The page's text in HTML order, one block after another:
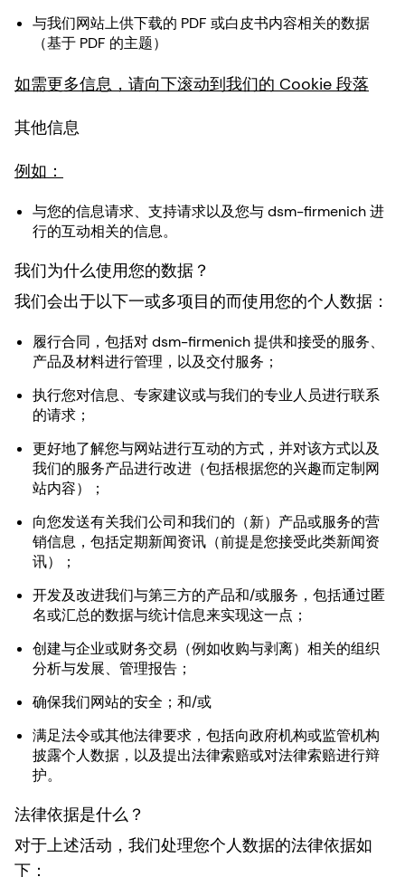
与我们网站上供下载的 PDF 或白皮书内容相关的数据
（基于 PDF 的主题）
如需更多信息，请向下滚动到我们的 Cookie 段落
其他信息
例如：
与您的信息请求、支持请求以及您与 dsm-firmenich 进
行的互动相关的信息。
我们为什么使用您的数据？
我们会出于以下一或多项目的而使用您的个人数据：
履行合同，包括对 dsm-firmenich 提供和接受的服务、
产品及材料进行管理，以及交付服务；
执行您对信息、专家建议或与我们的专业人员进行联系
的请求；
更好地了解您与网站进行互动的方式，并对该方式以及
我们的服务产品进行改进（包括根据您的兴趣而定制网
站内容）；
向您发送有关我们公司和我们的（新）产品或服务的营
销信息，包括定期新闻资讯（前提是您接受此类新闻资
讯）；
开发及改进我们与第三方的产品和/或服务，包括通过匿
名或汇总的数据与统计信息来实现这一点；
创建与企业或财务交易（例如收购与剥离）相关的组织
分析与发展、管理报告；
确保我们网站的安全；和/或
满足法令或其他法律要求，包括向政府机构或监管机构
披露个人数据，以及提出法律索赔或对法律索赔进行辩
护。
法律依据是什么？
对于上述活动，我们处理您个人数据的法律依据如
下：